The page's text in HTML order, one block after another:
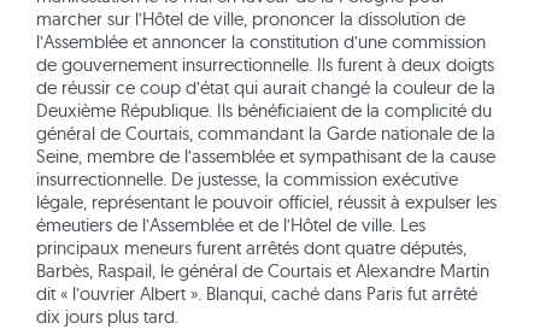
marcher sur l’Hôtel de ville, prononcer la dissolution de
l’Assemblée et annoncer la constitution d’une commission
de gouvernement insurrectionnelle. Ils furent à deux doigts
de réussir ce coup d’état qui aurait changé la couleur de la
Deuxième République. Ils bénéficiaient de la complicité du
général de Courtais, commandant la Garde nationale de la
Seine, membre de l’assemblée et sympathisant de la cause
insurrectionnelle. De justesse, la commission exécutive
légale, représentant le pouvoir officiel, réussit à expulser les
émeutiers de l’Assemblée et de l’Hôtel de ville. Les
principaux meneurs furent arrêtés dont quatre députés,
Barbès, Raspail, le général de Courtais et Alexandre Martin
dit « l’ouvrier Albert ». Blanqui, caché dans Paris fut arrêté
dix jours plus tard.